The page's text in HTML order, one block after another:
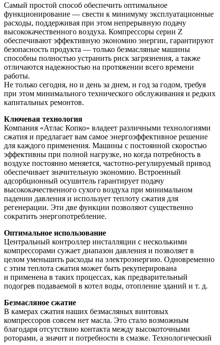
Самый простой способ обеспечить оптимальное
функционирование — свести к минимуму эксплуатационные
расходы, поддерживая при этом непрерывную подачу
высококачественного воздуха. Компрессоры серии Z
обеспечивают эффективную экономию энергии, гарантируют
безопасность продукта — только безмасляные машины
способны полностью устранить риск загрязнения, а также
отличаются надежностью на протяжении всего времени
работы.
Не только сегодня, но и день за днем, и год за годом, требуя
при этом минимального технического обслуживания и редких
капитальных ремонтов.
Ключевая технология
Компания «Атлас Копко» владеет различными технологиями
сжатия и предлагает вам самое энергоэффективное решение
для каждого применения. Машины с постоянной скоростью
эффективны при полной нагрузке, но когда потребность в
воздухе постоянно меняется, частотно-регулируемый привод
обеспечивает значительную экономию. Встроенный
адсорбционный осушитель гарантирует подачу
высококачественного сухого воздуха при минимальном
падении давления и использует теплоту сжатия для
регенерации. Эти две функции позволяют существенно
сократить энергопотребление.
Оптимальное использование
Центральный контроллер инсталляции с несколькими
компрессорами сужает диапазон давления и позволяет в
целом уменьшить расходы на электроэнергию. Одновременно
с этим теплота сжатия может быть рекуперирована
и применена в таких процессах, как предварительный
подогрев подаваемой в котел воды, отопление зданий и т. д.
Безмасляное сжатие
В камерах сжатия наших безмасляных винтовых
компрессоров совсем нет масла. Это стало возможным
благодаря отсутствию контакта между высокоточными
роторами, а значит и потребности в смазке. Технологический